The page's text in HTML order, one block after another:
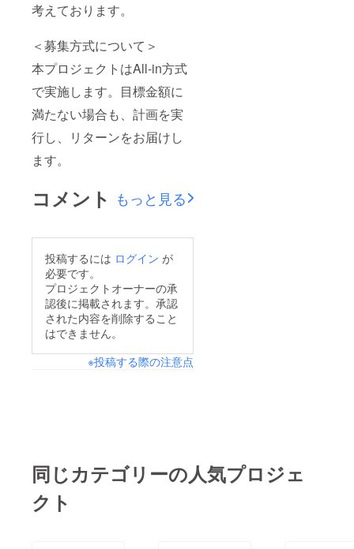
考えております。
＜募集方式について＞
本プロジェクトはAll-in方式
で実施します。目標金額に
満たない場合も、計画を実
行し、リターンをお届けし
ます。
コメント もっと見る
投稿するには ログイン が
必要です。
プロジェクトオーナーの承
認後に掲載されます。承認
された内容を削除すること
はできません。
※投稿する際の注意点
同じカテゴリーの人気プロジェ
クト